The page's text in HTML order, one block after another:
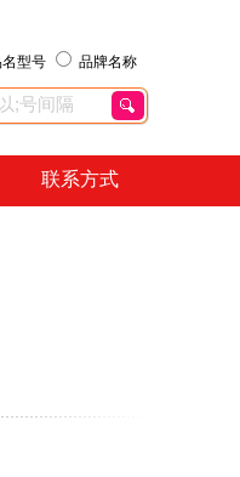
型号 品牌名称
联系方式